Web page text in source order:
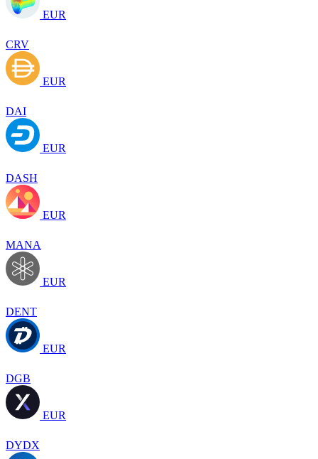
EUR
CRV
EUR
DAI
EUR
DASH
EUR
MANA
EUR
DENT
EUR
DGB
EUR
DYDX